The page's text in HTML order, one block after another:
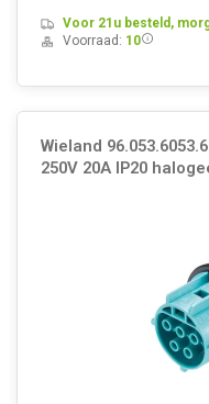
Voor 21u besteld,
Voorraad: 10
Wieland
250V 20A IP20